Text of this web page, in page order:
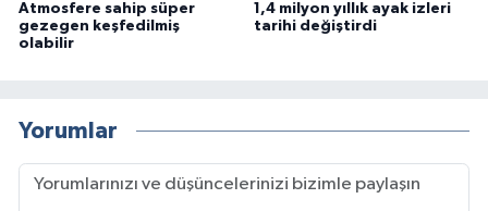
Atmosfere sahip süper
gezegen keşfedilmiş
olabilir
1,4 milyon yıllık ayak izleri
tarihi değiştirdi
Yorumlar